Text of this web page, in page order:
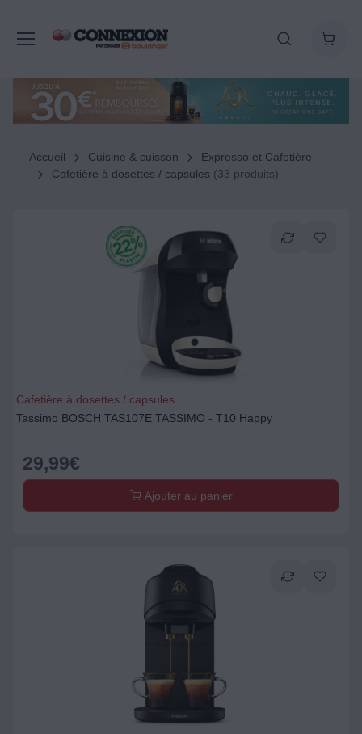
Accueil Cuisine & cuisson
Expresso et Cafetière
Cafetière à dosettes / capsules (33 produits)
Cafetière à dosettes / capsules
Tassimo BOSCH TAS107E TASSIMO - T10 Happy
29,99€
Ajouter au panier